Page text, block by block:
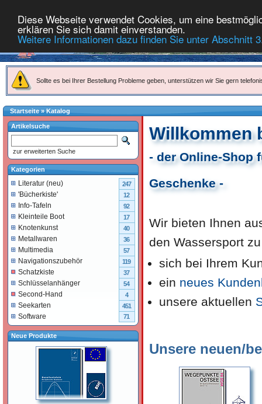
Diese Webseite verwendet Cookies, um eine
erklären Sie sich damit einverstanden.
Weitere Informationen dazu finden Sie unter Abschnitt
Sollte es bei Ihrer Bestellung Probleme geben, unterstützen wir Sie gern
Startseite»Katalog
Willkommen
- der Online-Shop
Geschenke -
Wir bieten Ihnen
den Wassersport
sich bei Ihrem
ein neues
unsere aktuellen
Unsere neuen/
Artikelsuche
zur erweiterten Suche
Kategorien
Literatur (neu) 247
'Bücherkiste' 12
Info-Tafeln 92
Kleinteile Boot 17
Knotenkunst 40
Metallwaren 36
Multimedia 57
Navigationszubehör 119
Schatzkiste 37
Schlüsselanhänger 54
Second-Hand 4
Seekarten 451
Software 71
Neue Produkte